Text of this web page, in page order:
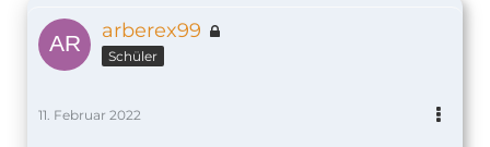
arberex99
Schüler
11. Februar 2022